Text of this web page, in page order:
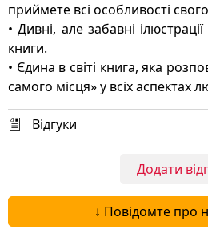
приймете всі особливості
• Дивні, але забавні
книги.
• Єдина в світі книга, яка
самого місця» у всіх аспектах
Відгуки
Додати
↓ Повідомте про